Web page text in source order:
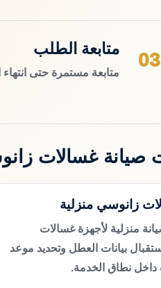
03
متابعة الطلب
متابعة مستمرة حتى انتهاء
صيانة غسالات
زانوسي منزلية
منزلية لأجهزة غسالات
بيانات العطل وتحديد موعد
داخل نطاق الخدمة.